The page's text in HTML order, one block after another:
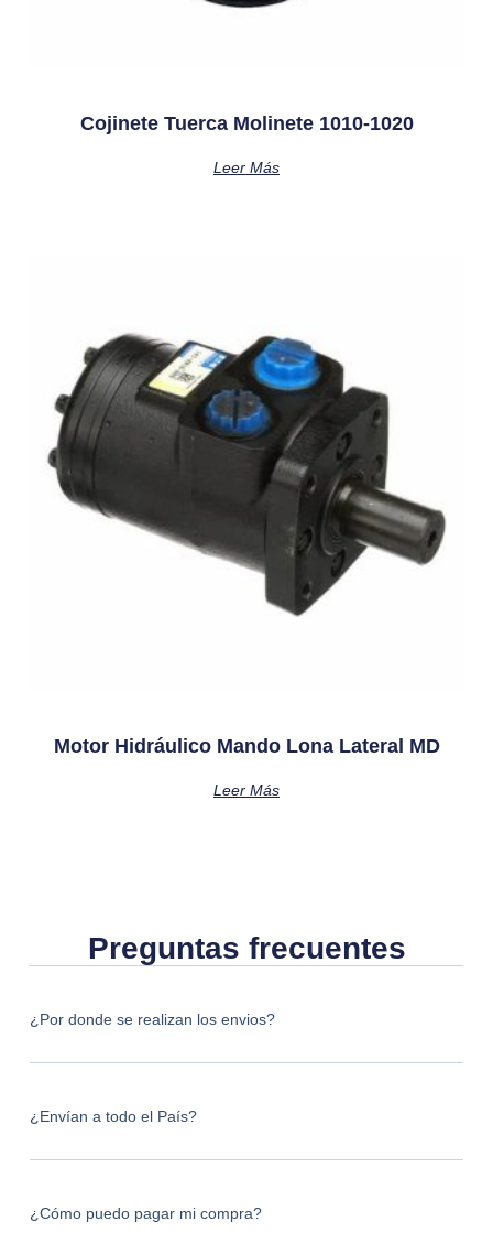
Cojinete Tuerca Molinete 1010-1020
Leer Más
Motor Hidráulico Mando Lona Lateral MD
Leer Más
Preguntas frecuentes
¿Por donde se realizan los envios?
¿Envían a todo el País?
¿Cómo puedo pagar mi compra?